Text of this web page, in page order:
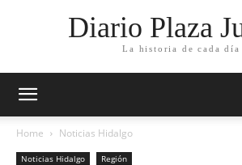
Diario Plaza
La historia de cada día
Home Noticias Hidalgo
Noticias Hidalgo Región